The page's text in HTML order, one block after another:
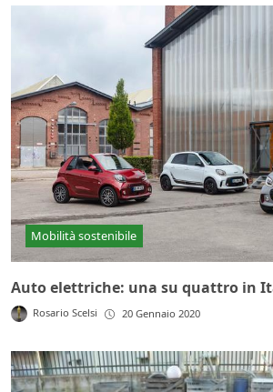
Mobilità sostenibile
Auto elettriche: una su quattro in
Rosario Scelsi 20 Gennaio 2020